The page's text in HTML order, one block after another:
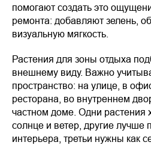
помогают создать это
ремонта: добавляют зелень,
визуальную мягкость.
Растения для зоны отдыха
внешнему виду. Важно
пространство: на улице, в
ресторана, во внутреннем
частном доме. Одни растения
солнце и ветер, другие лучше
интерьера, третьи нужны как